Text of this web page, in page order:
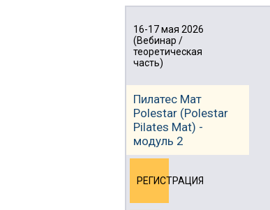
16-17 мая 2026
(Вебинар /
теоретическая
часть)
Пилатес Мат
Polestar (Polestar
Pilates Mat) -
модуль 2
РЕГИСТРАЦИЯ